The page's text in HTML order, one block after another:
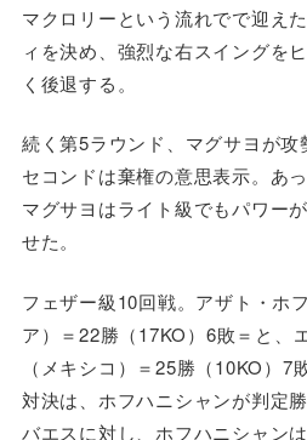
マクロリーという流れでで迎え
ィを決め、強烈な右スイングを
く後退する。
続く第5ラウンド、マグサヨが
セコンドは棄権の意思表示。あ
マグサヨはライト級でもパワー
せた。
フェザー級10回戦。アザト・ホ
ア）＝22勝（17KO）6敗＝と、
（メキシコ）＝25勝（10KO）7
対決は、ホフハニシャンが判定
バエスに対し、ホフハニシャン